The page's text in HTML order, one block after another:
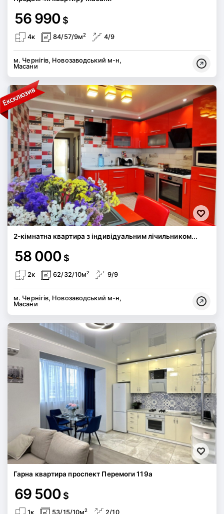
56 990 $
4к 84/57/9м2 4/9
м. Чернігів, Новозаводський м-н,
Масани
2-кімнатна квартира з індивідуальним лічильником...
58 000 $
2к 62/32/10м2 9/9
м. Чернігів, Новозаводський м-н,
Масани
Гарна квартира проспект Перемоги 119а
69 500 $
1к 53/15/10м2 2/10